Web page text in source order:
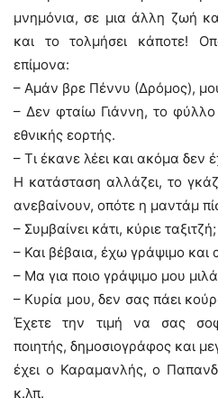
μνημόνια, σε μια άλλη ζωή
και το τολμήσει κάποτε!
επίμονα:
– Αμάν βρε Πέννυ (Δρόμος),
– Δεν φταίω Γιάννη, το
εθνικής εορτής.
– Τι έκανε λέει και ακόμα δεν
Η κατάσταση αλλάζει, το
ανεβαίνουν, οπότε η μαντάμ
– Συμβαίνει κάτι, κύριε ταξιτζή;
– Και βέβαια, έχω γράψιμο και
– Μα για ποιο γράψιμο μου
– Κυρία μου, δεν σας πάει
Έχετε την τιμή να σας
ποιητής, δημοσιογράφος και
έχει ο Καραμανλής, ο
κ.λπ.